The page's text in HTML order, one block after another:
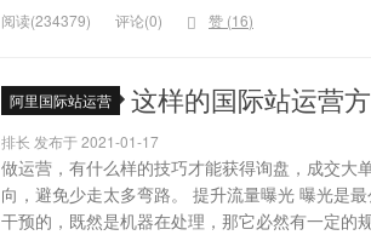
阅读(234379) 评论(0) 赞 (16)
阿里国际站运营 这样的国际站运营
排长 发布于 2021-01-17
做运营，有什么样的技巧才能获得询盘，成交大
向，避免少走太多弯路。 提升流量曝光 曝光是
干预的，既然是机器在处理，那它必然有一定的